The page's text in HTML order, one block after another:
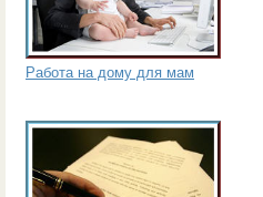
Работа на дому для мам